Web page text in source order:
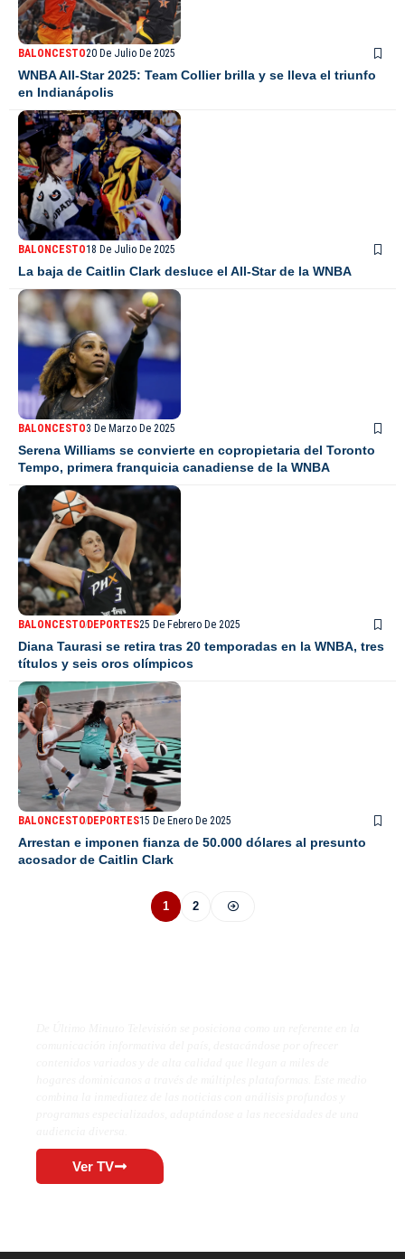
BALONCESTO20 De Julio De 2025
WNBA All-Star 2025: Team Collier brilla y se lleva el triunfo
en Indianápolis
BALONCESTO18 De Julio De 2025
La baja de Caitlin Clark desluce el All-Star de la WNBA
BALONCESTO3 De Marzo De 2025
Serena Williams se convierte en copropietaria del Toronto
Tempo, primera franquicia canadiense de la WNBA
BALONCESTODEPORTES25 De Febrero De 2025
Diana Taurasi se retira tras 20 temporadas en la WNBA, tres
títulos y seis oros olímpicos
BALONCESTODEPORTES15 De Enero De 2025
Arrestan e imponen fianza de 50.000 dólares al presunto
acosador de Caitlin Clark
1 2
Ver TV